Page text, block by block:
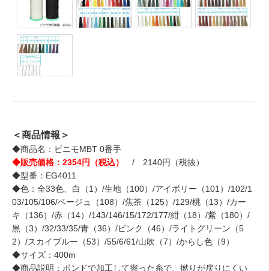
＜商品情報＞
◆商品名：ビニモMBT 0番手
◆販売価格：2354円（税込）
/ 2140円（税抜）
◆型番：EG4011
◆色：全33色、白（1）/生地（100）/アイボリー（101）/102/1
03/105/106/ベージュ（108）/焦茶（125）/129/桃（13）/カー
キ（136）/赤（14）/143/146/15/172/177/紺（18）/紫（180）/
黒（3）/32/33/35/青（36）/ピンク（46）/ライトグリーン（5
2）/スカイブルー（53）/55/6/61/山吹（7）/からし色（9）
◆サイズ：400m
◆商品説明：ボンドで加工して撚った糸で、撚りが戻りにくい